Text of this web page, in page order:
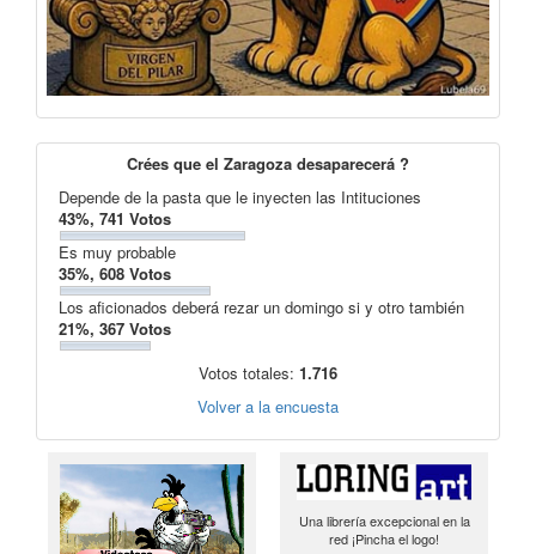
Crées que el Zaragoza desaparecerá ?
Depende de la pasta que le inyecten las Intituciones
43%, 741 Votos
Es muy probable
35%, 608 Votos
Los aficionados deberá rezar un domingo si y otro también
21%, 367 Votos
Votos totales: 1.716
Volver a la encuesta
Una librería excepcional en la
red ¡Pincha el logo!